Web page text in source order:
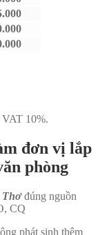
VAT 10%.
đơn vị lắp
phòng
Thơđúng nguồn
CQ
phát sinh thêm